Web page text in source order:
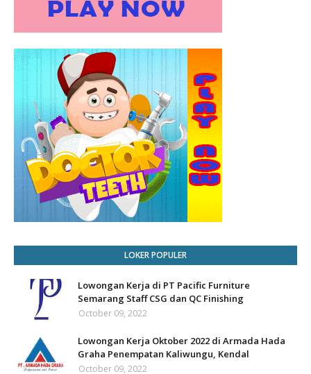
LOKER POPULER
Lowongan Kerja di PT Pacific Furniture
Semarang Staff CSG dan QC Finishing
October 09, 2022
Lowongan Kerja Oktober 2022 di Armada Hada
Graha Penempatan Kaliwungu, Kendal
October 09, 2022